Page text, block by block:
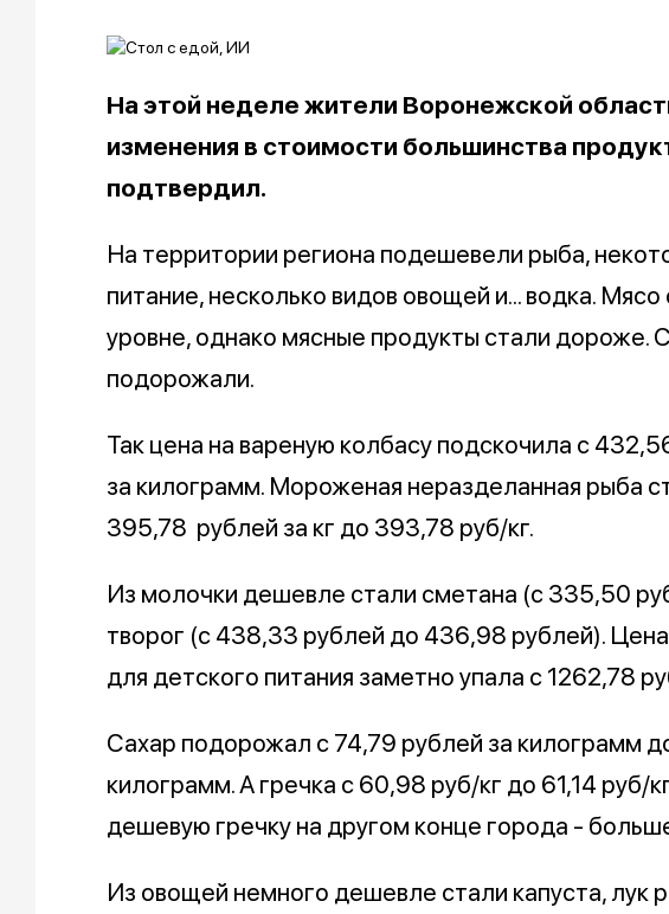
На этой неделе жители Воронежской
изменения в стоимости большинства
подтвердил.
На территории региона подешевели рыба,
питание, несколько видов овощей и... водка.
уровне, однако мясные продукты стали дороже.
подорожали.
Так цена на вареную колбасу подскочила с
за килограмм. Мороженая неразделанная рыба
395,78 рублей за кг до 393,78 руб/кг.
Из молочки дешевле стали сметана (с 335,50
творог (с 438,33 рублей до 436,98 рублей).
для детского питания заметно упала с 1262,78
Сахар подорожал с 74,79 рублей за килограмм
килограмм. А гречка с 60,98 руб/кг до 61,14 руб/
дешевую гречку на другом конце города -
Из овощей немного дешевле стали капуста, лук